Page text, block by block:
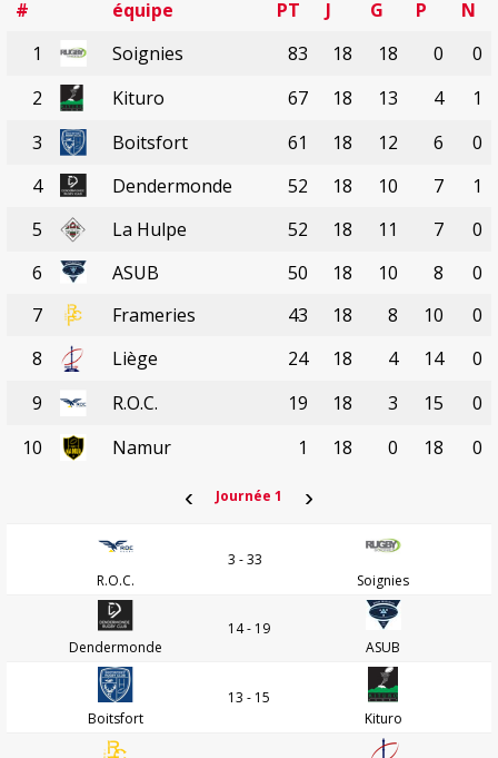
# équipe PT J G P
N
1
Soignies 83 18 18 0
0
2
Kituro 67 18 13 4
1
3
Boitsfort 61 18 12 6
0
4
Dendermonde 52 18 10 7
1
5
La Hulpe 52 18 11 7
0
6
ASUB 50 18 10 8
0
7
Frameries 43 18 8 10
0
8
Liège 24 18 4 14
0
9
R.O.C. 19 18 3 15
0
10
Namur 1 18 0 18 0
‹ Journée 1 ›
R.O.C.
3 - 33
Soignies
Dendermonde
14 - 19
ASUB
Boitsfort
13 - 15
Kituro